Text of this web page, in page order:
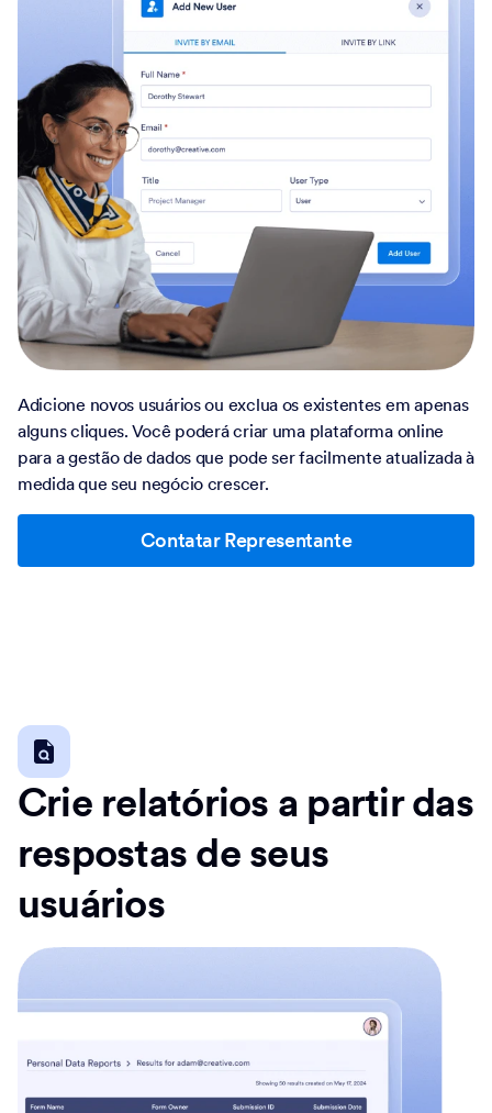
Adicione novos usuários ou exclua os existentes em apenas
alguns cliques. Você poderá criar uma plataforma online
para a gestão de dados que pode ser facilmente atualizada à
medida que seu negócio crescer.
Contatar Representante
Crie relatórios a partir das
respostas de seus
usuários